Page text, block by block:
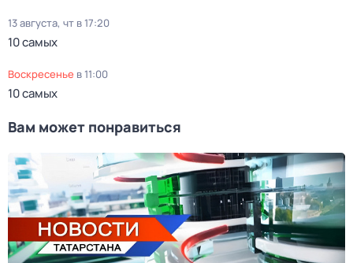
13 августа, чт в 17:20
10 самых
воскресенье в11:00
10 самых
Вам может понравиться